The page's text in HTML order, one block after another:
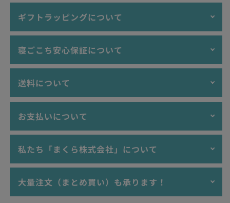
ギフトラッピングについて
けしております。大切な記念日の贈答品、誕生日プレゼント、
お祝い品など、ぜひぜひご活用ください。
グ
寝ごこち安心保証について
寝ごこち安心保証とは？
ご購入いただいた枕を「20日間」お試しいただいて、万が一合
わなかった場合に返品・交換をお受けする制度です。
実際にお使いいただいてご自身に合わない場合、開封・使用済
を問わず20日間以内であれば、返品もしくは別の枕に交換いた
します。
今まで使っていた枕から新しい枕に変えると、初めは誰しも違
和感を感じます。1日でぴったり合う人もいれば、1日では判断
送料について
3,980円以上ご購入で"送料無料"！（沖縄・離島を除
く）
となります。
沖縄・離島へお届けについては、ご購入金額が9,800円
沖縄・離島へお届けで、ご購入金額が9,800円未満の場
合、送料は3,300円（税込）となります。
お支払いについて
クレジットカード（VISA,MASTER,AMEX,JCB）
Apple Pay、Google Pay
私たち「まくら株式会社」について
「枕難民をゼロにする！」
大量注文（まとめ買い）も承ります！